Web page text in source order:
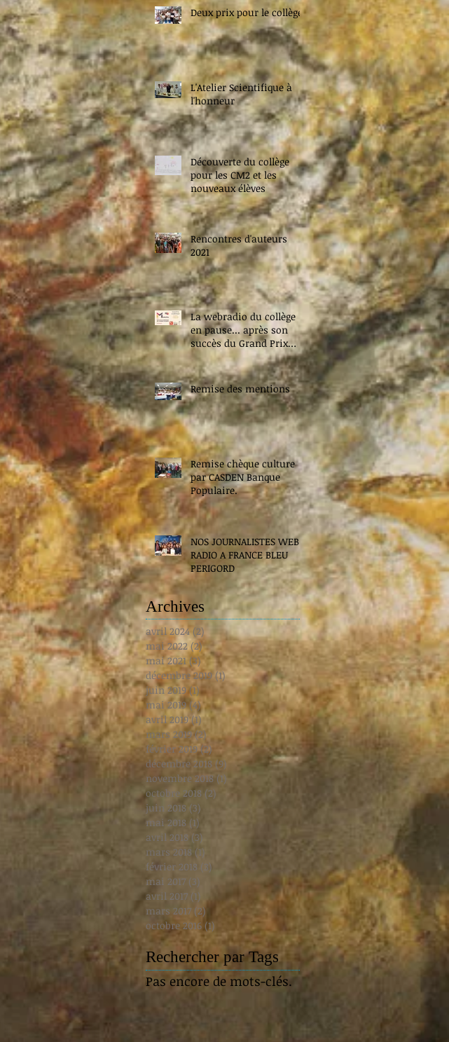
Deux prix pour le collège
L'Atelier Scientifique à
l'honneur
Découverte du collège
pour les CM2 et les
nouveaux élèves
Rencontres d'auteurs
2021
La webradio du collège
en pause... après son
succès du Grand Prix
Médiatiks académique
2020 !
Remise des mentions
Remise chèque culture
par CASDEN Banque
Populaire.
NOS JOURNALISTES WEB
RADIO A FRANCE BLEU
PERIGORD
Archives
avril 2024 (2)2 posts
mai 2022 (2)2 posts
mai 2021 (3)3 posts
décembre 2019 (1)1 post
juin 2019 (1)1 post
mai 2019 (4)4 posts
avril 2019 (1)1 post
mars 2019 (2) 2 posts
février 2019 (2) 2 posts
décembre 2018 (9) 9 posts
novembre 2018 (1)
octobre 2018 (2)
juin 2018 (3)
mai 2018 (1)
avril 2018 (3)
mars 2018 (1)
février 2018 (3)
mai 2017 (3)
avril 2017 (1)
mars 2017 (2)
octobre 2016 (1)
Rechercher par Tags
Pas encore de mots-clés.